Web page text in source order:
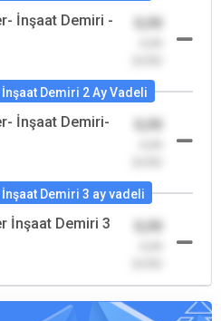
İnşaat Demiri -
0,00
Demiri 2 Ay Vadeli
İnşaat Demiri-
0,00
Demiri 3 ay vadeli
İnşaat Demiri 3
0,00